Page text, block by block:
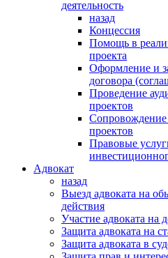
деятельность
назад
Концессия
Помощь в
проекта
Оформление и
договора
Проведение
проектов
проектов
Правовые
Адвокат
назад
Выезд адвоката на
действия
Участие адвоката на
Защита адвоката на
Защита адвоката в